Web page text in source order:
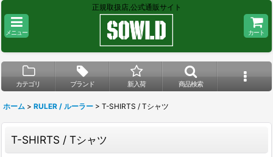
正規取扱店,公式通販サイト
メニュー カート
カテゴリ ブランド 新入荷 商品検索
ホーム > RULER / ルーラー > T-SHIRTS / Tシャツ
T-SHIRTS / Tシャツ